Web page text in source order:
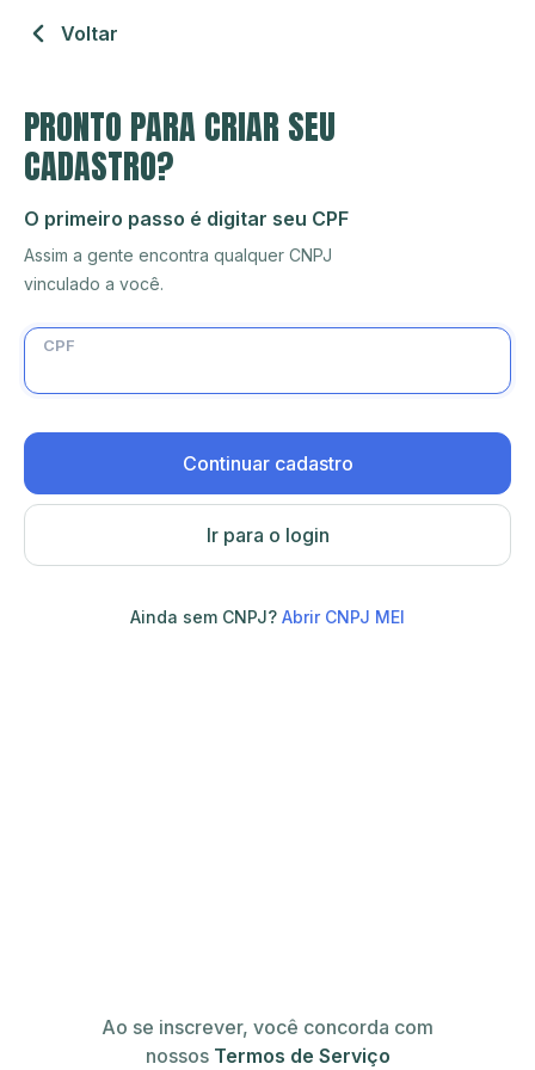
Voltar
PRONTO PARA CRIAR SEU
CADASTRO?
O primeiro passo é digitar seu CPF
Assim a gente encontra qualquer CNPJ
vinculado a você.
CPF
Continuar cadastro
Ir para o login
Ainda sem CNPJ? Abrir CNPJ MEI
Ao se inscrever, você concorda com
nossos Termos de Serviço